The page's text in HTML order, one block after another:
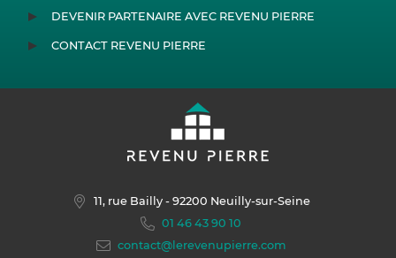
DEVENIR PARTENAIRE AVEC REVENU PIERRE
CONTACT REVENU PIERRE
11, rue Bailly- 92200 Neuilly-sur-Seine
01 46 43 90 10
contact@lerevenupierre.com